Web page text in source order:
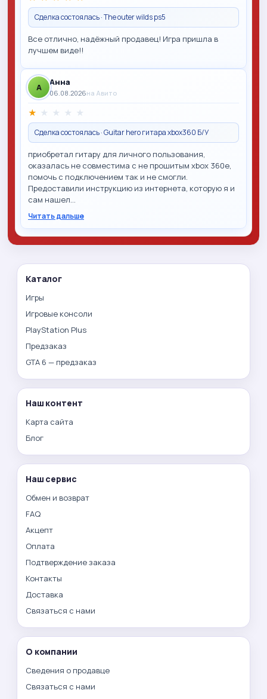
Сделка состоялась · The outer wilds ps5
Все отлично, надёжный продавец! Игра пришла в
лучшем виде!!
A Анна
06.08.2026на Авито
★ ★ ★ ★ ★
Сделка состоялась · Guitar hero гитара xbox360 Б/У
приобретал гитару для личного пользования,
оказалась не совместима с не прошитым xbox 360e,
помочь с подключением так и не смогли.
Предоставили инструкцию из интернета, которую я и
сам нашел…
Читать дальше
Каталог
Игры
Игровые консоли
PlayStation Plus
Предзаказ
GTA 6 — предзаказ
Наш контент
Карта сайта
Блог
Наш сервис
Обмен и возврат
FAQ
Акцепт
Оплата
Подтверждение заказа
Контакты
Доставка
Связаться с нами
О компании
Сведения о продавце
Связаться с нами